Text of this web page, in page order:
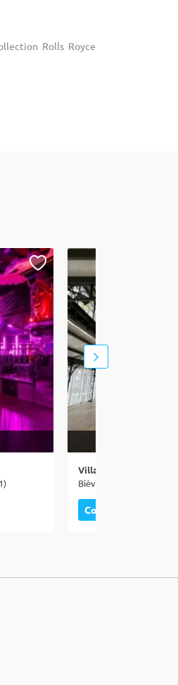
Rolls Royce
Bièvres - Essonne (91)
Contacter